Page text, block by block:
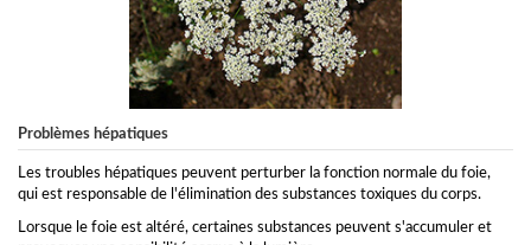
Problèmes hépatiques
Les troubles hépatiques peuvent perturber la fonction normale du foie,
qui est responsable de l'élimination des substances toxiques du corps.
Lorsque le foie est altéré, certaines substances peuvent s'accumuler et